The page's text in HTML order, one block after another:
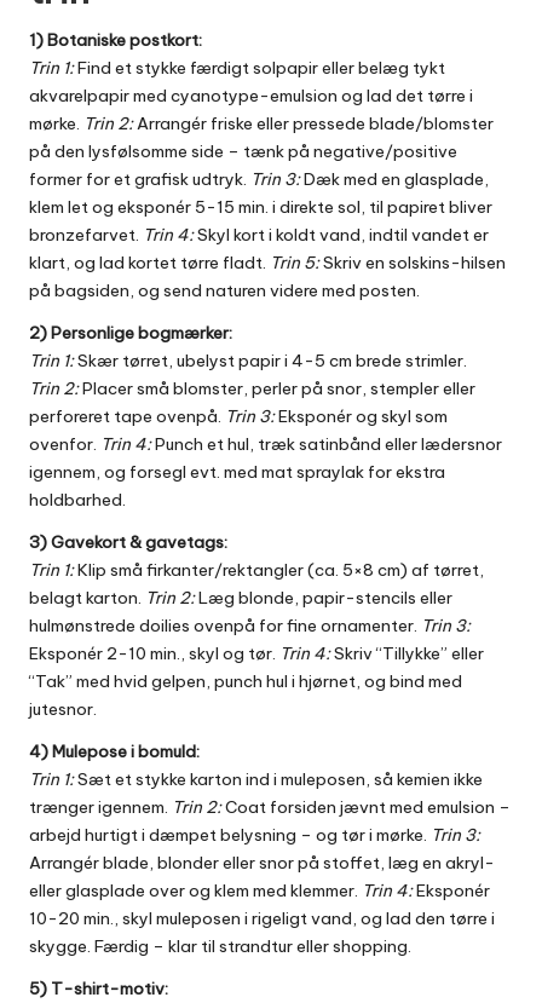
1) Botaniske postkort:
Trin 1:Find et stykke færdigt solpapir eller belæg tykt
akvarelpapir med cyanotype-emulsion og lad det tørre i
mørke. Trin 2:Arrangér friske eller pressede blade/blomster
på den lysfølsomme side – tænk på negative/positive
former for et grafisk udtryk. Trin 3:Dæk med en glasplade,
klem let og eksponér 5-15 min. i direkte sol, til papiret bliver
bronzefarvet. Trin 4:Skyl kort i koldt vand, indtil vandet er
klart, og lad kortet tørre fladt. Trin 5:Skriv en solskins-hilsen
på bagsiden, og send naturen videre med posten.
2) Personlige bogmærker:
Trin 1:Skær tørret, ubelyst papir i 4-5 cm brede strimler.
Trin 2:Placer små blomster, perler på snor, stempler eller
perforeret tape ovenpå. Trin 3:Eksponér og skyl som
ovenfor. Trin 4:Punch et hul, træk satinbånd eller lædersnor
igennem, og forsegl evt. med mat spraylak for ekstra
holdbarhed.
3) Gavekort & gavetags:
Trin 1:Klip små firkanter/rektangler (ca. 5×8 cm) af tørret,
belagt karton. Trin 2:Læg blonde, papir-stencils eller
hulmønstrede doilies ovenpå for fine ornamenter. Trin 3:
Eksponér 2-10 min., skyl og tør. Trin 4:Skriv “Tillykke” eller
“Tak” med hvid gelpen, punch hul i hjørnet, og bind med
jutesnor.
4) Mulepose i bomuld:
Trin 1:Sæt et stykke karton ind i muleposen, så kemien ikke
trænger igennem. Trin 2:Coat forsiden jævnt med emulsion –
arbejd hurtigt i dæmpet belysning – og tør i mørke. Trin 3:
Arrangér blade, blonder eller snor på stoffet, læg en akryl-
eller glasplade over og klem med klemmer. Trin 4:Eksponér
10-20 min., skyl muleposen i rigeligt vand, og lad den tørre i
skygge. Færdig – klar til strandtur eller shopping.
5) T-shirt-motiv: